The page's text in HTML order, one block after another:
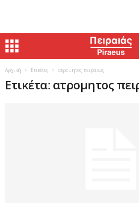
Αρχική Ετικέτες ατρομητος πειραιως
Ετικέτα: ατρομητος